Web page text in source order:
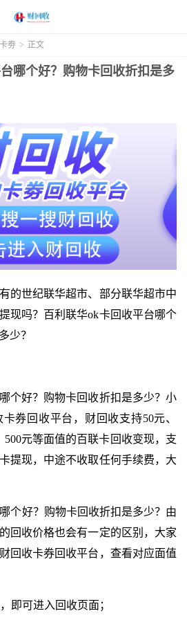
劵 > 正文
哪个好？购物卡回收折扣是多
的世纪联华超市、部分联华超市中
现吗？百利联华ok卡回收平台哪个
少？
个好？购物卡回收折扣是多少？小
券回收平台，财回收支持50元、
500元等面值的百联卡回收变现，支
提现，中途不收取任何手续费，大
哪个好？购物卡回收折扣是多少？由
回收价格也会有一定的区别，大家
回收卡券回收平台，查看对应面值
即可进入回收页面；